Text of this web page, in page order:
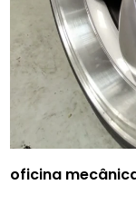
oficina